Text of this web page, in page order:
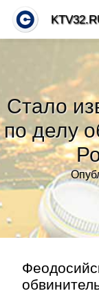
Стало
по делу
Тренды
Рубрики»
Правила
Контакт»